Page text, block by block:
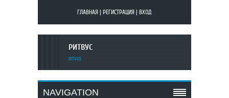
ГЛАВНАЯ РЕГИСТРАЦИЯ ВХОД
РИТВУС
RITVUS
NAVIGATION